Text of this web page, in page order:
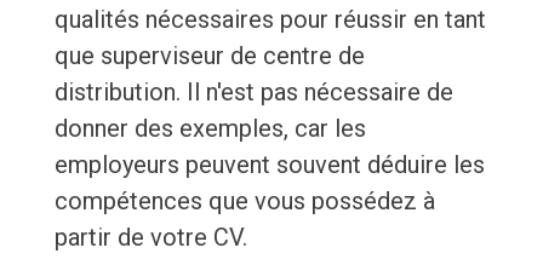
qualités nécessaires pour réussir en tant
que superviseur de centre de
distribution. Il n'est pas nécessaire de
donner des exemples, car les
employeurs peuvent souvent déduire les
compétences que vous possédez à
partir de votre CV.